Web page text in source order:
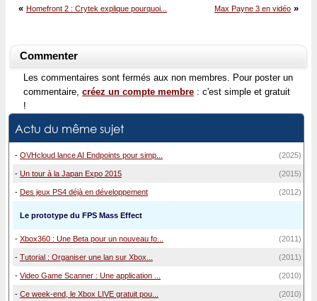
Max Payne 3 en vidéo »
« Homefront 2 : Crytek explique pourquoi...
Commenter
Les commentaires sont fermés aux non membres. Pour poster un
commentaire, créez un compte membre : c'est simple et gratuit
!
Actu du même sujet
- OVHcloud lance AI Endpoints pour simp... (2025)
- Un tour à la Japan Expo 2015 (2015)
- Des jeux PS4 déjà en développement (2012)
Le prototype du FPS Mass Effect
- Xbox360 : Une Beta pour un nouveau fo... (2011)
- Tutorial : Organiser une lan sur Xbox... (2011)
- Video Game Scanner : Une application ... (2010)
- Ce week-end, le Xbox LIVE gratuit pou... (2010)